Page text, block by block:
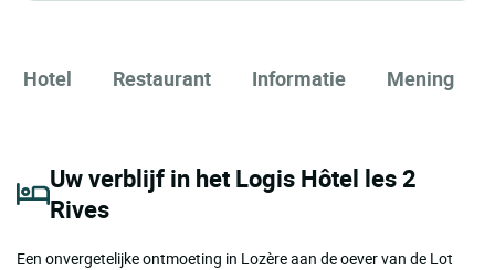
Hotel Restaurant Informatie Mening
Uw verblijf in het Logis Hôtel les 2
Rives
Een onvergetelijke ontmoeting in Lozère aan de oever van de Lot